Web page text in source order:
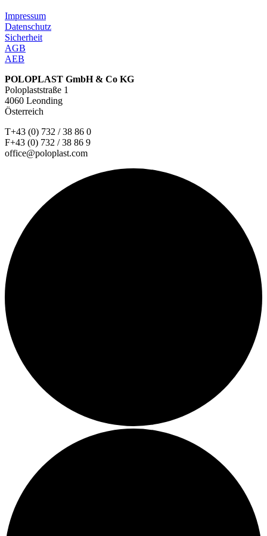
Impressum
Datenschutz
Sicherheit
AGB
AEB
POLOPLAST GmbH & Co KG
Poloplaststraße 1
4060 Leonding
Österreich
T+43 (0) 732 / 38 86 0
F+43 (0) 732 / 38 86 9
office@poloplast.com